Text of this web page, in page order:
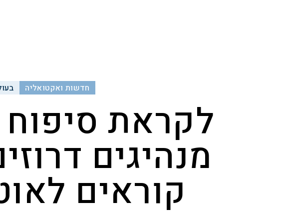
חדשות ואקטואליה
לקראת
מנהיגים
קוראים